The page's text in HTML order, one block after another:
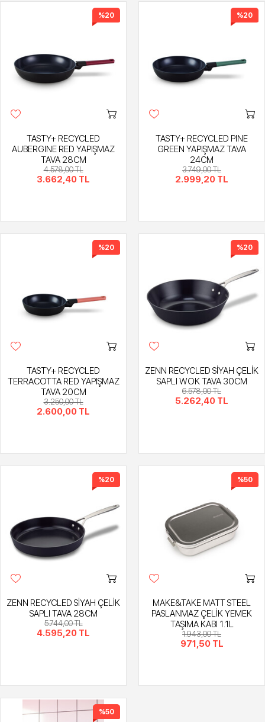
%20
TASTY+ RECYCLED
AUBERGINE RED YAPIŞMAZ
TAVA 28CM
4.578,00 TL
3.662,40 TL
%20
TASTY+ RECYCLED PINE
GREEN YAPIŞMAZ TAVA
24CM
3.749,00 TL
2.999,20 TL
%20
TASTY+ RECYCLED
TERRACOTTA RED YAPIŞMAZ
TAVA 20CM
3.250,00 TL
2.600,00 TL
%20
ZENN RECYCLED SİYAH ÇELİK
SAPLI WOK TAVA 30CM
6.578,00 TL
5.262,40 TL
%20
ZENN RECYCLED SİYAH ÇELİK
SAPLI TAVA 28CM
5.744,00 TL
4.595,20 TL
%50
MAKE&TAKE MATT STEEL
PASLANMAZ ÇELİK YEMEK
TAŞIMA KABI 1.1L
1.943,00 TL
971,50 TL
%50